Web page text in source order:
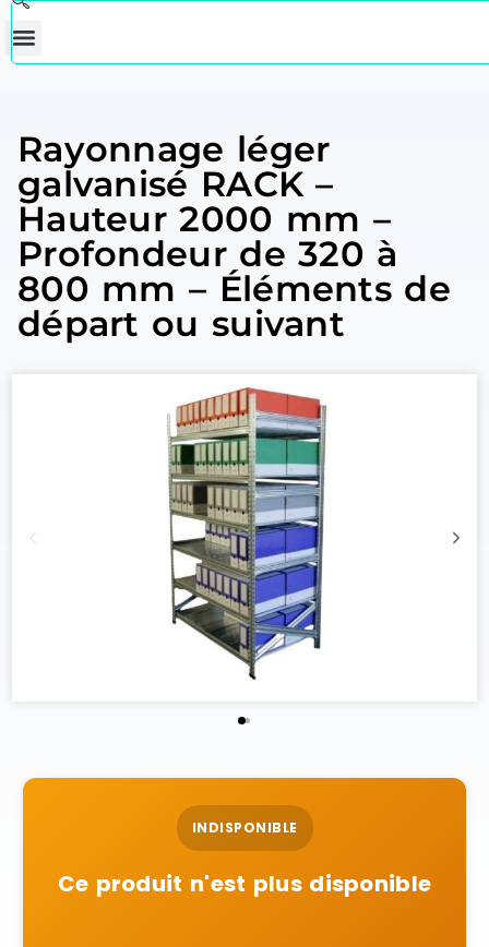
Rayonnage léger
galvanisé RACK –
Hauteur 2000 mm –
Profondeur de 320 à
800 mm – Éléments de
départ ou suivant
INDISPONIBLE
Ce produit n'est plus disponible